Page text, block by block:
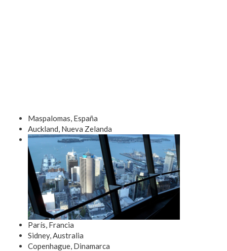
Maspalomas, España
Auckland, Nueva Zelanda
París, Francia
Sidney, Australia
Copenhague, Dinamarca